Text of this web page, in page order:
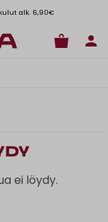
alk. 6,90€
ei löydy.